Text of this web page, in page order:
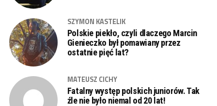
SZYMON KASTELIK
Polskie piekło, czyli dlaczego Marcin
Gienieczko był pomawiany przez
ostatnie pięć lat?
MATEUSZ CICHY
Fatalny występ polskich juniorów. Tak
źle nie było niemal od 20 lat!